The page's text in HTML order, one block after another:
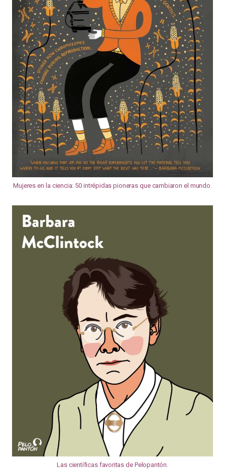
Mujeres en la ciencia: 50 intrépidas pioneras que cambiaron el mundo.
Las científicas favoritas de Pelopantón.